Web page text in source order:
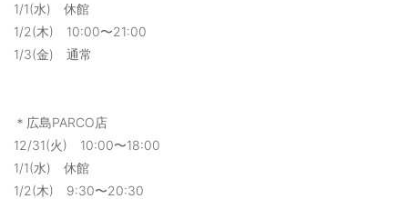
1/1(水) 休館
1/2(木) 10:00〜21:00
1/3(金) 通常
＊広島PARCO店
12/31(火) 10:00〜18:00
1/1(水) 休館
1/2(木) 9:30〜20:30